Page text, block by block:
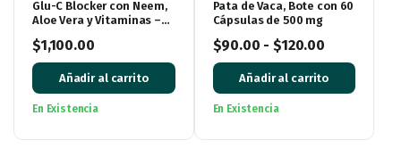
Glu-C Blocker con Neem,
Aloe Vera y Vitaminas –
Cápsulas)
$1,100.00
Añadir al carrito
En Existencia
Pata de Vaca, Bote con 60
Cápsulas de 500 mg
$90.00 - $120.00
Añadir al carrito
En Existencia